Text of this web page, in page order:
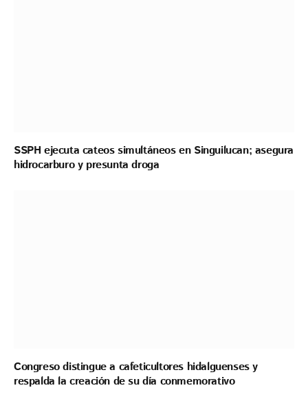
SSPH ejecuta cateos simultáneos en Singuilucan; asegura
hidrocarburo y presunta droga
Congreso distingue a cafeticultores hidalguenses y
respalda la creación de su día conmemorativo